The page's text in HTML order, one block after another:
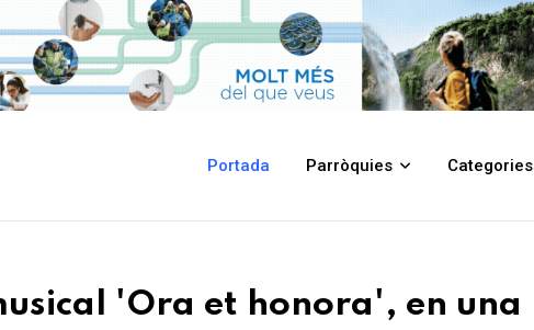
Portada Parròquies Categories
et honora', en una eucaristia presidida per Serrano
'Ora et honora', en una